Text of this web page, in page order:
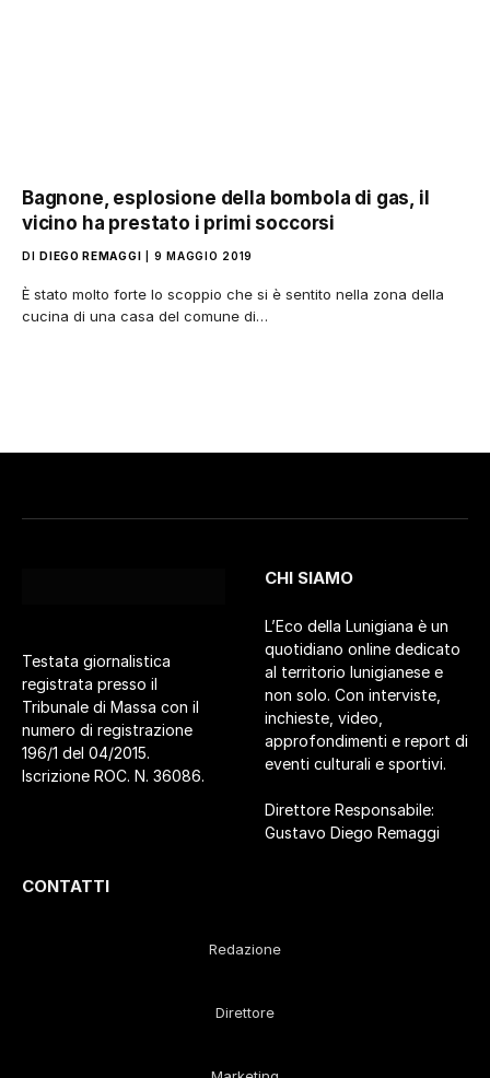
Bagnone, esplosione della bombola di gas, il
vicino ha prestato i primi soccorsi
DI DIEGO REMAGGI 9 MAGGIO 2019
È stato molto forte lo scoppio che si è sentito nella zona della
cucina di una casa del comune di…
Testata giornalistica
registrata presso il
Tribunale di Massa con il
numero di registrazione
196/1 del 04/2015.
Iscrizione ROC. N. 36086.
CHI SIAMO
L’Eco della Lunigiana è un
quotidiano online dedicato
al territorio lunigianese e
non solo. Con interviste,
inchieste, video,
approfondimenti e report di
eventi culturali e sportivi.
Direttore Responsabile:
Gustavo Diego Remaggi
CONTATTI
Redazione
Direttore